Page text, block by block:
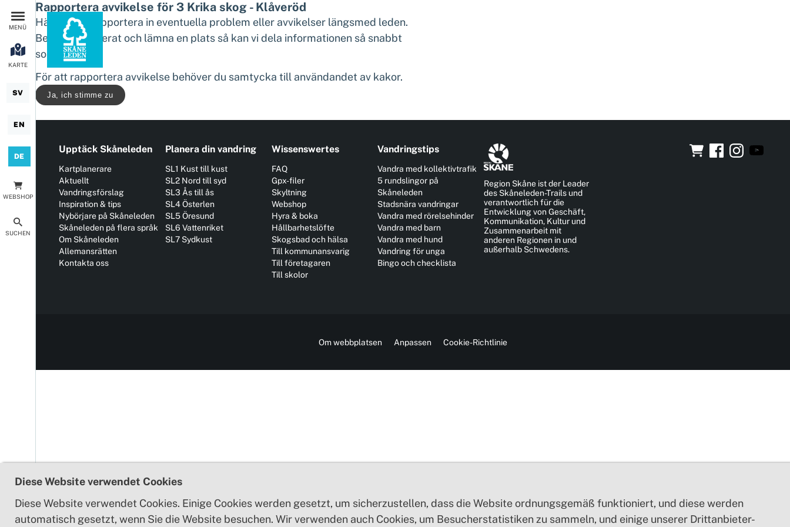
MENÜ
KARTE
SV
EN
DE
WEBSHOP
SUCHEN
Rapportera avvikelse för 3 Krika skog - Klåveröd
Här kan du rapportera in eventuella problem eller avvikelser längsmed leden.
Beskriv detaljerat och lämna en plats så kan vi dela informationen så snabbt
som möjligt.
För att rapportera avvikelse behöver du samtycka till användandet av kakor.
Ja, ich stimme zu
Diese Website verwendet Cookies
Diese Website verwendet Cookies. Einige Cookies werden gesetzt, um sicherzustellen, dass die Website ordnungsgemäß funktioniert, und diese werden
automatisch gesetzt, wenn Sie die Website besuchen. Wir verwenden auch Cookies, um Besucherstatistiken zu sammeln, und einige unserer Drittanbieter-
Upptäck Skåneleden
Kartplanerare
Aktuellt
Vandringsförslag
Inspiration & tips
Nybörjare på Skåneleden
Skåneleden på flera språk
Om Skåneleden
Allemansrätten
Kontakta oss
Planera din vandring
SL1 Kust till kust
SL2 Nord till syd
SL3 Ås till ås
SL4 Österlen
SL5 Öresund
SL6 Vattenriket
SL7 Sydkust
Wissenswertes
FAQ
Gpx-filer
Skyltning
Webshop
Hyra & boka
Hållbarhetslöfte
Skogsbad och hälsa
Till kommunansvarig
Till företagaren
Till skolor
Vandringstips
Vandra med kollektivtrafik
5 rundslingor på
Skåneleden
Stadsnära vandringar
Vandra med rörelsehinder
Vandra med barn
Vandra med hund
Vandring för unga
Bingo och checklista
Region Skåne ist der Leader
des Skåneleden-Trails und
verantwortlich für die
Entwicklung von Geschäft,
Kommunikation, Kultur und
Zusammenarbeit mit
anderen Regionen in und
außerhalb Schwedens.
Om webbplatsen Anpassen Cookie-Richtlinie